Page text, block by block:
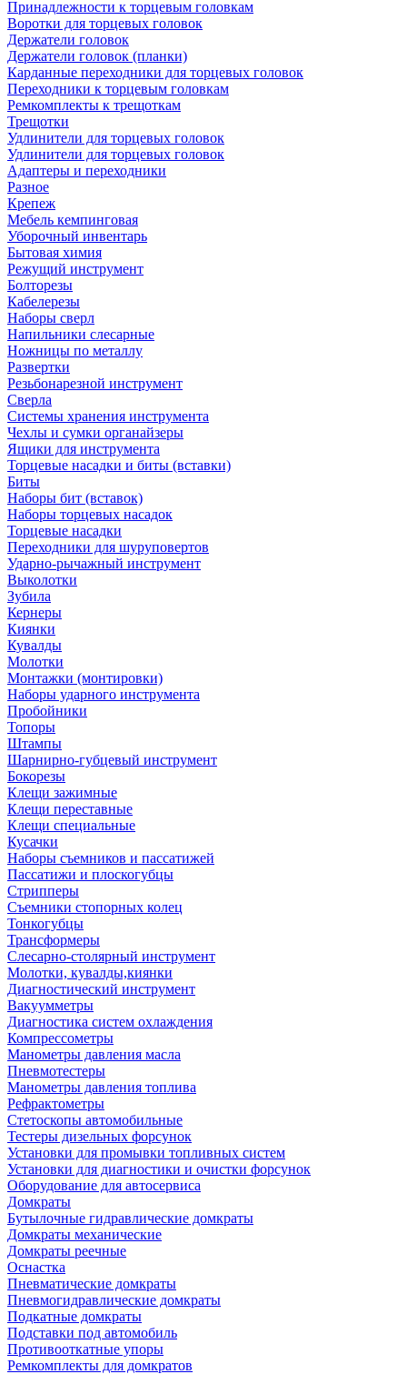
Принадлежности к торцевым головкам
Воротки для торцевых головок
Держатели головок
Держатели головок (планки)
Карданные переходники для торцевых головок
Переходники к торцевым головкам
Ремкомплекты к трещоткам
Трещотки
Удлинители для торцевых головок
Удлинители для торцевых головок
Адаптеры и переходники
Разное
Крепеж
Мебель кемпинговая
Уборочный инвентарь
Бытовая химия
Режущий инструмент
Болторезы
Кабелерезы
Наборы сверл
Напильники слесарные
Ножницы по металлу
Развертки
Резьбонарезной инструмент
Сверла
Системы хранения инструмента
Чехлы и сумки органайзеры
Ящики для инструмента
Торцевые насадки и биты (вставки)
Биты
Наборы бит (вставок)
Наборы торцевых насадок
Торцевые насадки
Переходники для шуруповертов
Ударно-рычажный инструмент
Выколотки
Зубила
Кернеры
Киянки
Кувалды
Молотки
Монтажки (монтировки)
Наборы ударного инструмента
Пробойники
Топоры
Штампы
Шарнирно-губцевый инструмент
Бокорезы
Клещи зажимные
Клещи переставные
Клещи специальные
Кусачки
Наборы съемников и пассатижей
Пассатижи и плоскогубцы
Стрипперы
Съемники стопорных колец
Тонкогубцы
Трансформеры
Слесарно-столярный инструмент
Молотки, кувалды,киянки
Диагностический инструмент
Вакуумметры
Диагностика систем охлаждения
Компрессометры
Манометры давления масла
Пневмотестеры
Манометры давления топлива
Рефрактометры
Стетоскопы автомобильные
Тестеры дизельных форсунок
Установки для промывки топливных систем
Установки для диагностики и очистки форсунок
Оборудование для автосервиса
Домкраты
Бутылочные гидравлические домкраты
Домкраты механические
Домкраты реечные
Оснастка
Пневматические домкраты
Пневмогидравлические домкраты
Подкатные домкраты
Подставки под автомобиль
Противооткатные упоры
Ремкомплекты для домкратов